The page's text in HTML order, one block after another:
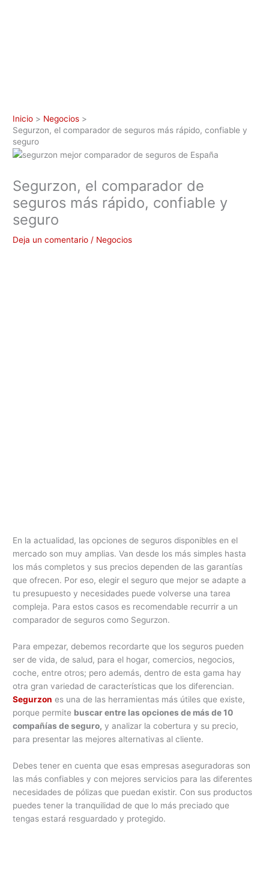
Inicio
Negocios
Segurzon, el comparador de seguros más rápido, confiable y
seguro
Segurzon, el comparador de
seguros más rápido, confiable y
seguro
Deja un comentario / Negocios
En la actualidad, las opciones de seguros disponibles en el
mercado son muy amplias. Van desde los más simples hasta
los más completos y sus precios dependen de las garantías
que ofrecen. Por eso, elegir el seguro que mejor se adapte a
tu presupuesto y necesidades puede volverse una tarea
compleja. Para estos casos es recomendable recurrir a un
comparador de seguros como Segurzon.
Para empezar, debemos recordarte que los seguros pueden
ser de vida, de salud, para el hogar, comercios, negocios,
coche, entre otros; pero además, dentro de esta gama hay
otra gran variedad de características que los diferencian.
Segurzon es una de las herramientas más útiles que existe,
porque permite buscar entre las opciones de más de 10
compañías de seguro, y analizar la cobertura y su precio,
para presentar las mejores alternativas al cliente.
Debes tener en cuenta que esas empresas aseguradoras son
las más confiables y con mejores servicios para las diferentes
necesidades de pólizas que puedan existir. Con sus productos
puedes tener la tranquilidad de que lo más preciado que
tengas estará resguardado y protegido.